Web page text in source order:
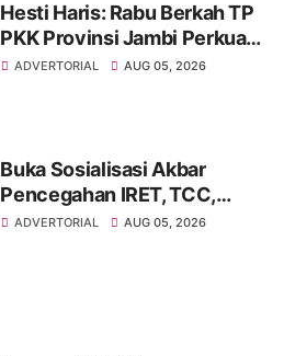
Hesti Haris: Rabu Berkah TP
PKK Provinsi Jambi Perkuat
Literasi Keuangan dan
ADVERTORIAL AUG 05, 2026
Buka Sosialisasi Akbar
Pencegahan IRET, TCC,
Perundungan, dan Bahaya
ADVERTORIAL AUG 05, 2026